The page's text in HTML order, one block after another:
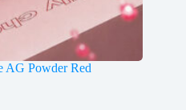
AG Powder Red